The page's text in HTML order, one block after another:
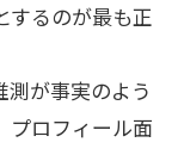
するのが最も正
が事実のよう
プロフィール面